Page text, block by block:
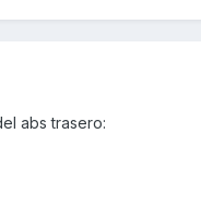
abs trasero: